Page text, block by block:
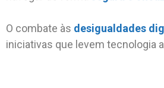
O combate às desigualdades
iniciativas que levem tecnologia